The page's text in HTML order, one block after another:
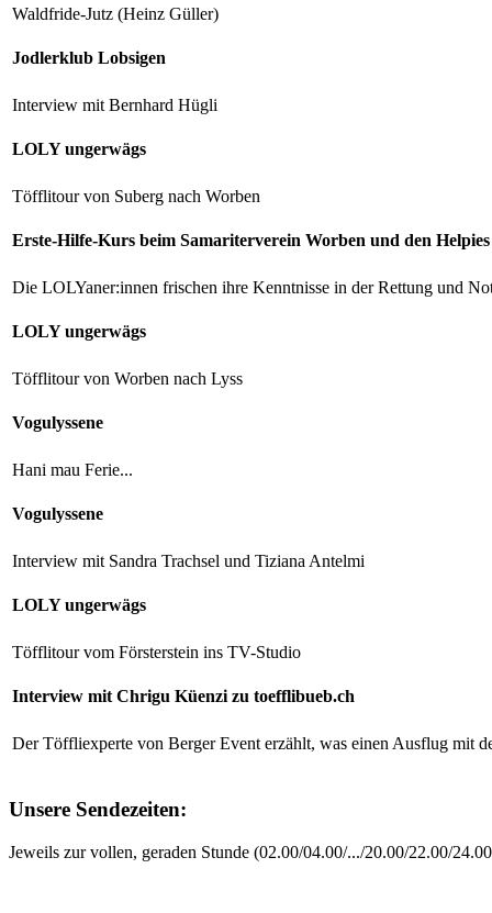
Waldfride-Jutz (Heinz Güller)
Jodlerklub Lobsigen
Interview mit Bernhard Hügli
LOLY ungerwägs
Töfflitour von Suberg nach Worben
Erste-Hilfe-Kurs beim Samariterverein Worben und den Helpies
Die LOLYaner:innen frischen ihre Kenntnisse in der Rettung und
LOLY ungerwägs
Töfflitour von Worben nach Lyss
Vogulyssene
Hani mau Ferie...
Vogulyssene
Interview mit Sandra Trachsel und Tiziana Antelmi
LOLY ungerwägs
Töfflitour vom Försterstein ins TV-Studio
Interview mit Chrigu Küenzi zu toefflibueb.ch
Der Töffliexperte von Berger Event erzählt, was einen Ausflug mit
Unsere Sendezeiten:
Jeweils zur vollen, geraden Stunde (02.00/04.00/.../20.00/22.00/